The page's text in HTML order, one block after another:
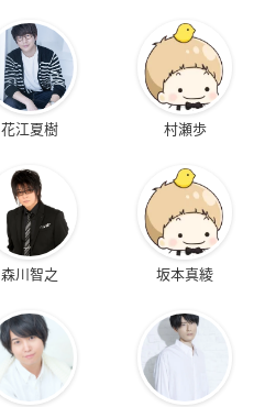
花江夏樹 村瀬歩
森川智之 坂本真綾